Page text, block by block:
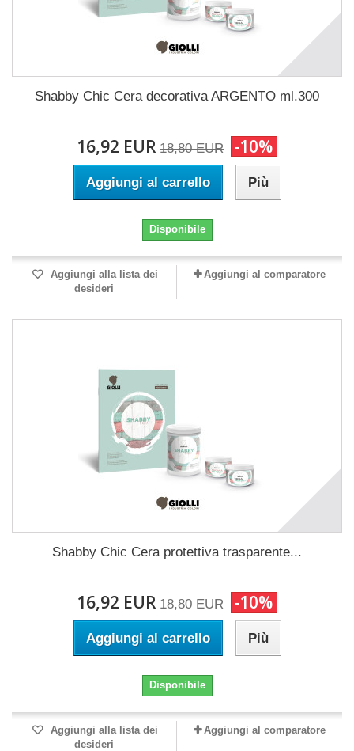
Shabby Chic Cera decorativa ARGENTO ml.300
16,92 EUR 18,80 EUR -10%
Aggiungi al carrello Più
Disponibile
Aggiungi alla lista dei
desideri
Aggiungi al comparatore
Shabby Chic Cera protettiva trasparente...
16,92 EUR 18,80 EUR -10%
Aggiungi al carrello Più
Disponibile
Aggiungi alla lista dei
desideri
Aggiungi al comparatore